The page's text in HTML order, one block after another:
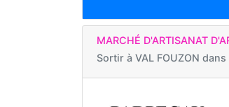
MARCHÉ D'ARTISANAT
Sortir à VAL FOUZON